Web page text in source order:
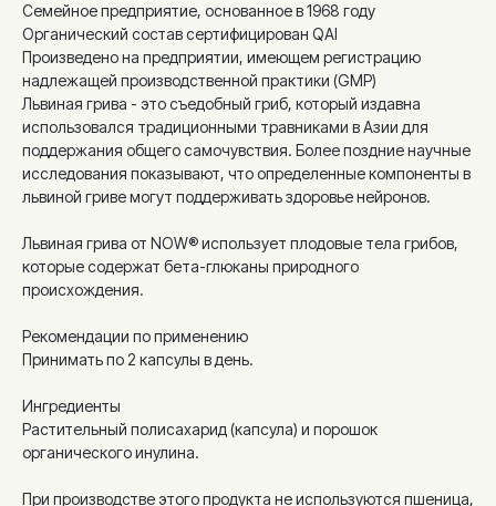
Семейное предприятие, основанное в 1968 году
Органический состав сертифицирован QAI
Произведено на предприятии, имеющем регистрацию
надлежащей производственной практики (GMP)
Львиная грива - это съедобный гриб, который издавна
использовался традиционными травниками в Азии для
поддержания общего самочувствия. Более поздние научные
исследования показывают, что определенные компоненты в
львиной гриве могут поддерживать здоровье нейронов.
Львиная грива от NOW® использует плодовые тела грибов,
которые содержат бета-глюканы природного
происхождения.
Рекомендации по применению
Принимать по 2 капсулы в день.
Ингредиенты
Растительный полисахарид (капсула) и порошок
органического инулина.
При производстве этого продукта не используются пшеница,